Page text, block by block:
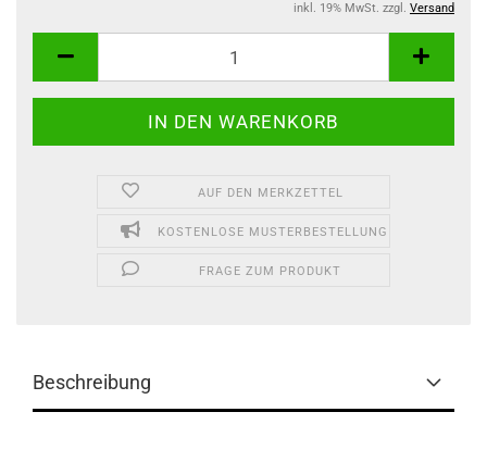
inkl. 19% MwSt. zzgl. Versand
AUF DEN MERKZETTEL
KOSTENLOSE MUSTERBESTELLUNG
FRAGE ZUM PRODUKT
Beschreibung